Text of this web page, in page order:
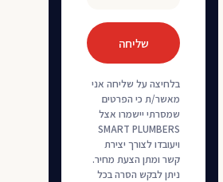
שליחה
בלחיצה על שליחה אני
מאשר/ת כי הפרטים
שמסרתי יישמרו אצל
SMART PLUMBERS
ויעובדו לצורך יצירת
קשר ומתן הצעת מחיר.
ניתן לבקש הסרה בכל